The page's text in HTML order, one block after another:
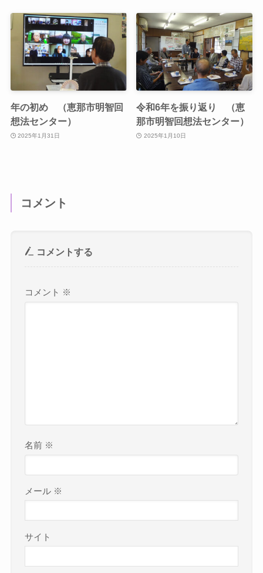
年の初め （恵那市明智回
想法センター）
2025年1月31日
令和6年を振り返り （恵
那市明智回想法センター）
2025年1月10日
コメント
コメントする
コメント ※
名前 ※
メール ※
サイト